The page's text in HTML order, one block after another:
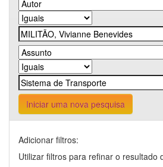
Iniciar uma nova pesquisa
Adicionar filtros:
Utilizar filtros para refinar o resultado